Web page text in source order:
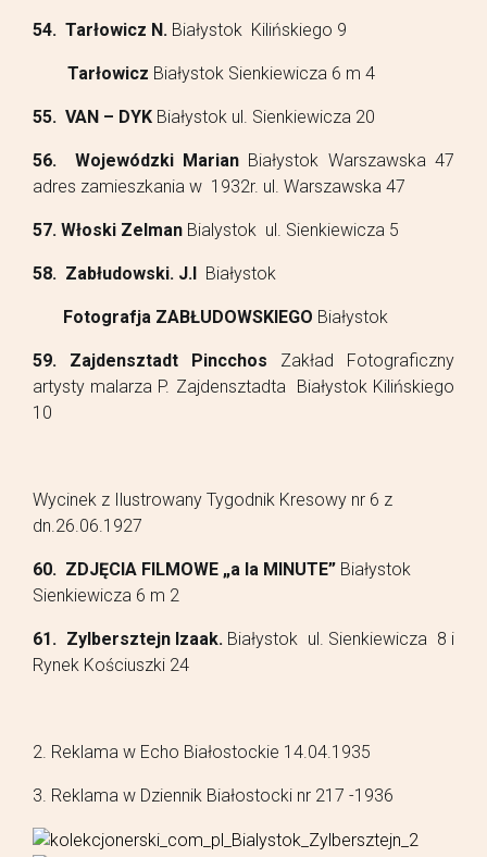
54. Tarłowicz N. Białystok Kilińskiego 9
Tarłowicz Białystok Sienkiewicza 6 m 4
55. VAN – DYK Białystok ul. Sienkiewicza 20
56. Wojewódzki Marian Białystok Warszawska 47
adres zamieszkania w 1932r. ul. Warszawska 47
57. Włoski Zelman Bialystok ul. Sienkiewicza 5
58. Zabłudowski. J.I Białystok
Fotografja ZABŁUDOWSKIEGO Białystok
59. Zajdensztadt Pincchos Zakład Fotograficzny
artysty malarza P. Zajdensztadta Białystok Kilińskiego
10
Wycinek z Ilustrowany Tygodnik Kresowy nr 6 z
dn.26.06.1927
60. ZDJĘCIA FILMOWE „a la MINUTE” Białystok
Sienkiewicza 6 m 2
61. Zylbersztejn Izaak.Białystok ul. Sienkiewicza 8 i
Rynek Kościuszki 24
2. Reklama w Echo Białostockie 14.04.1935
3. Reklama w Dziennik Białostocki nr 217 -1936